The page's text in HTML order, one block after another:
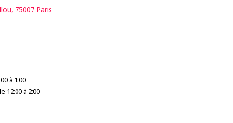
75007 Paris
à 1:00
12:00 à 2:00